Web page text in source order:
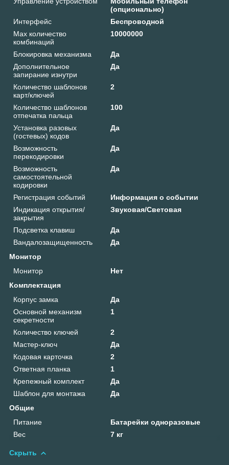
(опционально)
Интерфейс
Беспроводной
Маx количество
комбинаций
10000000
Блокировка механизма
Да
Дополнительное
запирание изнутри
Да
Количество шаблонов
карт/ключей
2
Количество шаблонов
отпечатка пальца
100
Установка разовых
(гостевых) кодов
Да
Возможность
перекодировки
Да
Возможность
самостоятельной
кодировки
Да
Регистрация событий
Информация о событии
Индикация открытия/
закрытия
Звуковая/Световая
Подсветка клавиш
Да
Вандалозащищенность
Да
Монитор
Монитор
Нет
Комплектация
Корпус замка
Да
Основной механизм
секретности
1
Количество ключей
2
Мастер-ключ
Да
Кодовая карточка
2
Ответная планка
1
Крепежный комплект
Да
Шаблон для монтажа
Да
Общие
Питание
Батарейки одноразовые
Вес
7 кг
Скрыть